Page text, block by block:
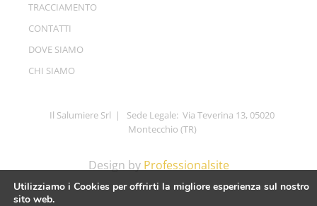
TRACCIAMENTO
CONTATTI
DOVE SIAMO
CHI SIAMO
Il Salumiere Srl | Sede Legale: Via Teverina 13, 05020
Montecchio (TR)
Design by Professionalsite
Utilizziamo i Cookies per offrirti la migliore esperienza sul nostro
sito web.